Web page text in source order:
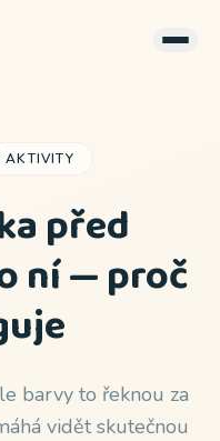
AKTIVITY
před
ní — proč
barvy to řeknou za
vidět skutečnou